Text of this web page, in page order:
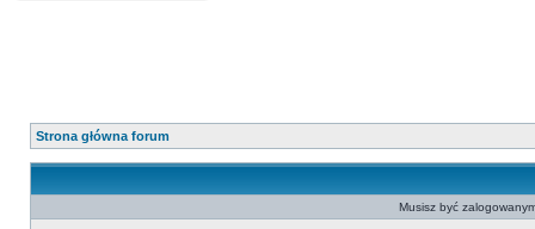
Strona główna forum
Musisz być